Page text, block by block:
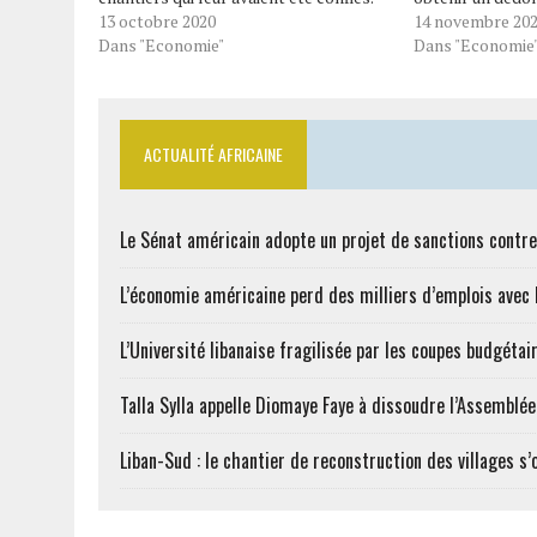
Le ministère du Budget et des
Comptes publics annonce pour le jeudi
locales. Cela intervient…
13 octobre 2020
Dans "Economie"
de 8 milliards de
dire, dix fois le
14 novembre
Dans "Economie"
ACTUALITÉ AFRICAINE
Le Sénat américain adopte un projet de sanctions
L’économie américaine perd des milliers d’emplois
L’Université libanaise fragilisée par les coupes
Talla Sylla appelle Diomaye Faye à dissoudre
Liban-Sud : le chantier de reconstruction des villages